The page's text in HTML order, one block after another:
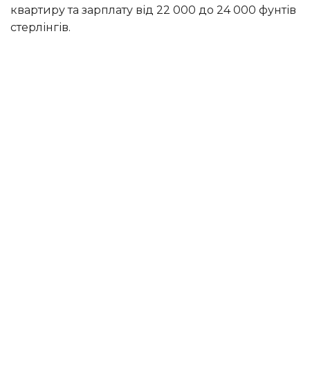
квартиру та зарплату від 22 000 до 24 000 фунтів
стерлінгів.